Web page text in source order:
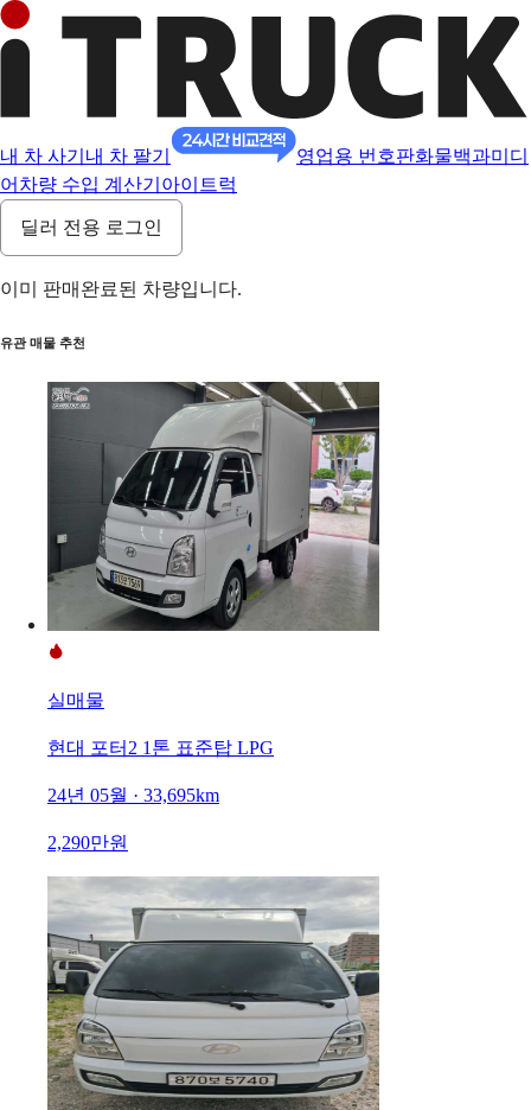
내 차 사기 내 차 팔기 영업용 번호판화물백과미디
어 차량 수입 계산기 아이트럭
딜러 전용 로그인
이미 판매완료된 차량입니다.
유관 매물 추천
실매물
현대 포터2 1톤 표준탑 LPG
24년 05월 · 33,695km
2,290만원